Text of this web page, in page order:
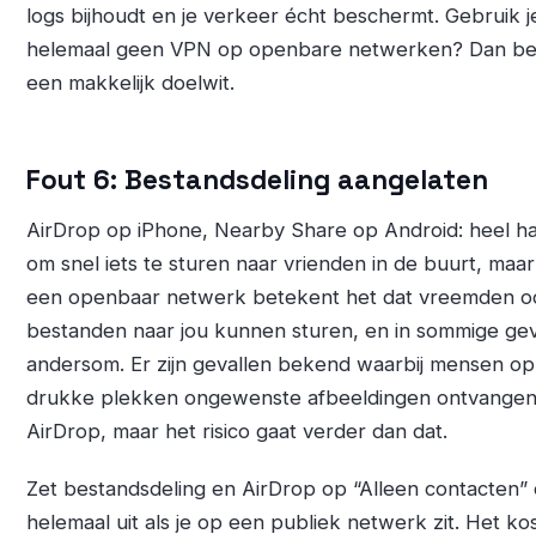
logs bijhoudt en je verkeer écht beschermt. Gebruik
helemaal geen VPN op openbare netwerken? Dan
een makkelijk doelwit.
Fout 6: Bestandsdeling aangelaten
AirDrop op iPhone, Nearby Share op Android: heel
om snel iets te sturen naar vrienden in de buurt,
een openbaar netwerk betekent het dat vreemden
bestanden naar jou kunnen sturen, en in sommige
andersom. Er zijn gevallen bekend waarbij mensen op
drukke plekken ongewenste afbeeldingen
AirDrop, maar het risico gaat verder dan dat.
Zet bestandsdeling en AirDrop op “Alleen contacten”
helemaal uit als je op een publiek netwerk zit. Het